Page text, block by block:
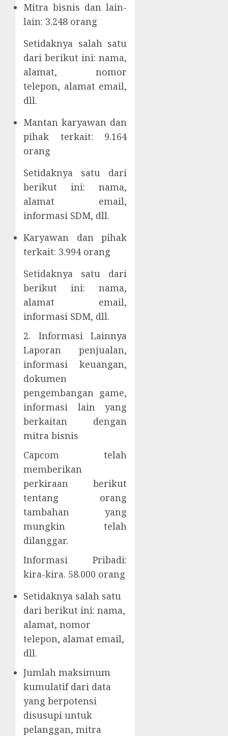
Mitra bisnis dan lain-
lain: 3.248 orang
Setidaknya salah satu
dari berikut ini: nama,
alamat, nomor
telepon, alamat email,
dll.
Mantan karyawan dan
pihak terkait: 9.164
orang
Setidaknya satu dari
berikut ini: nama,
alamat email,
informasi SDM, dll.
Karyawan dan pihak
terkait: 3.994 orang
Setidaknya satu dari
berikut ini: nama,
alamat email,
informasi SDM, dll.
2. Informasi Lainnya
Laporan penjualan,
informasi keuangan,
dokumen
pengembangan game,
informasi lain yang
berkaitan dengan
mitra bisnis
Capcom telah
memberikan
perkiraan berikut
tentang orang
tambahan yang
mungkin telah
dilanggar.
Informasi Pribadi:
kira-kira. 58.000 orang
Setidaknya salah satu
dari berikut ini: nama,
alamat, nomor
telepon, alamat email,
dll.
Jumlah maksimum
kumulatif dari data
yang berpotensi
disusupi untuk
pelanggan, mitra